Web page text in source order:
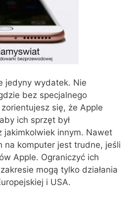
jedyny wydatek. Nie
bez specjalnego
się, że Apple
ich sprzęt był
jakimkolwiek innym. Nawet
na komputer jest trudne, jeśli
Apple. Ograniczyć ich
mogą tylko działania
i USA.